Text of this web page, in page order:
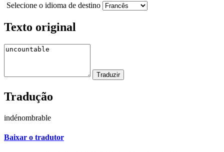
Selecione o idioma de destino
Texto original
Tradução
indénombrable
Baixar o tradutor